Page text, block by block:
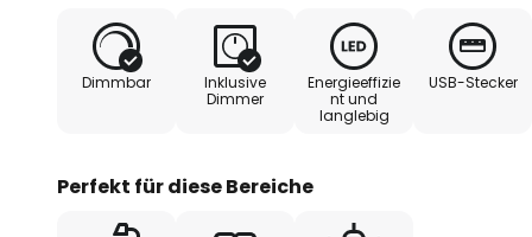
Dimmbar
Inklusive
Dimmer
Energieeffizie
nt und
langlebig
USB-Stecker
Perfekt für diese Bereiche